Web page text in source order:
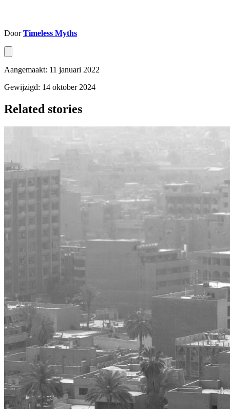
DoorTimeless Myths
Aangemaakt: 11 januari 2022
Gewijzigd: 14 oktober 2024
Related stories